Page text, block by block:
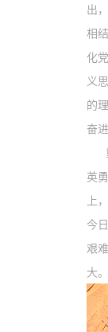
出
相
化
义
的
奋
英
上
今
艰
大。